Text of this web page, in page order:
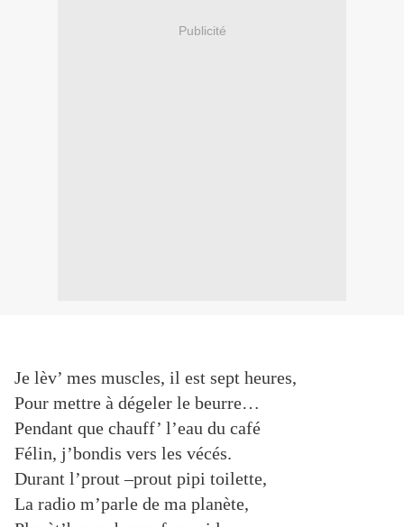
Publicité
Je lèv’ mes muscles, il est sept heures,
Pour mettre à dégeler le beurre…
Pendant que chauff’ l’eau du café
Félin, j’bondis vers les vécés.
Durant l’prout –prout pipi toilette,
La radio m’parle de ma planète,